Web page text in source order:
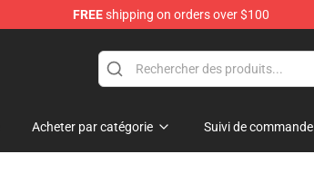
FREEshipping on orders over $100
Acheter par catégorie Suivi de commande